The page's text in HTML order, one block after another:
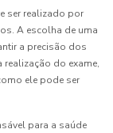
ser realizado por
A escolha de uma
a precisão dos
do exame,
ele pode ser
para a saúde